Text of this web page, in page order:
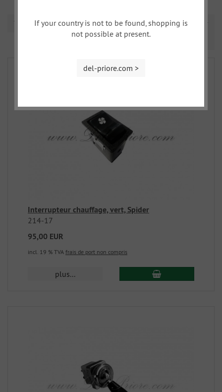
Triage
Interrupteur chauffage, vert, Spider
214-17
95,00 EUR
incl. 19 % TVA frais de port non compris
plus...
If your country is not to be found, shopping is
not possible at present.
del-priore.com >